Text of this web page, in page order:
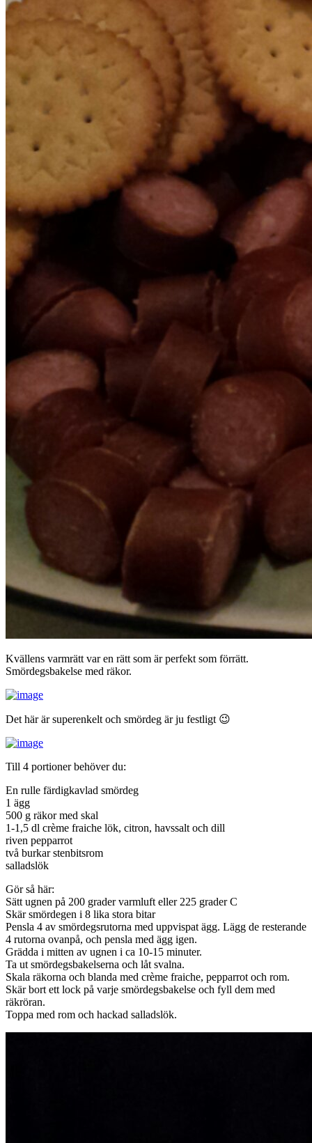
Kvällens varmrätt var en rätt som är perfekt som förrätt.
Smördegsbakelse med räkor.
Det här är superenkelt och smördeg är ju festligt 😉
Till 4 portioner behöver du:
En rulle färdigkavlad smördeg
1 ägg
500 g räkor med skal
1-1,5 dl crème fraiche lök, citron, havssalt och dill
riven pepparrot
två burkar stenbitsrom
salladslök
Gör så här:
Sätt ugnen på 200 grader varmluft eller 225 grader C
Skär smördegen i 8 lika stora bitar
Pensla 4 av smördegsrutorna med uppvispat ägg. Lägg de resterande
4 rutorna ovanpå, och pensla med ägg igen.
Grädda i mitten av ugnen i ca 10-15 minuter.
Ta ut smördegsbakelserna och låt svalna.
Skala räkorna och blanda med crème fraiche, pepparrot och rom.
Skär bort ett lock på varje smördegsbakelse och fyll dem med
räkröran.
Toppa med rom och hackad salladslök.